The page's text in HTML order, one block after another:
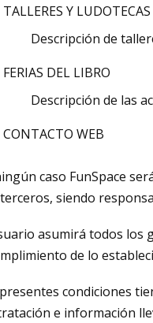
TALLERES Y LUDOTECAS
Descripción de
FERIAS DEL LIBRO
Descripción de las
CONTACTO WEB
caso FunSpace
siendo
asumirá todos los
de lo
condiciones
e información